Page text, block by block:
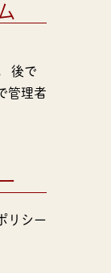
後で
管理者
リシー